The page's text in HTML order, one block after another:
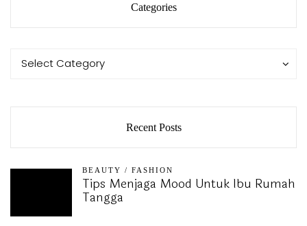
Categories
Categories
Select Category
Categories
Recent Posts
BEAUTY / FASHION
Tips Menjaga Mood Untuk Ibu Rumah
Tangga